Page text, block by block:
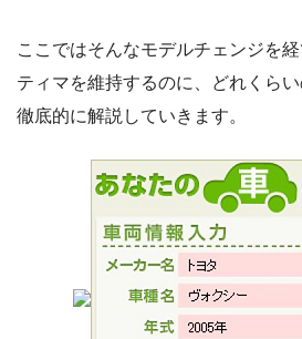
ここではそんなモデルチェンジを
ティマを維持するのに、どれくら
徹底的に解説していきます。